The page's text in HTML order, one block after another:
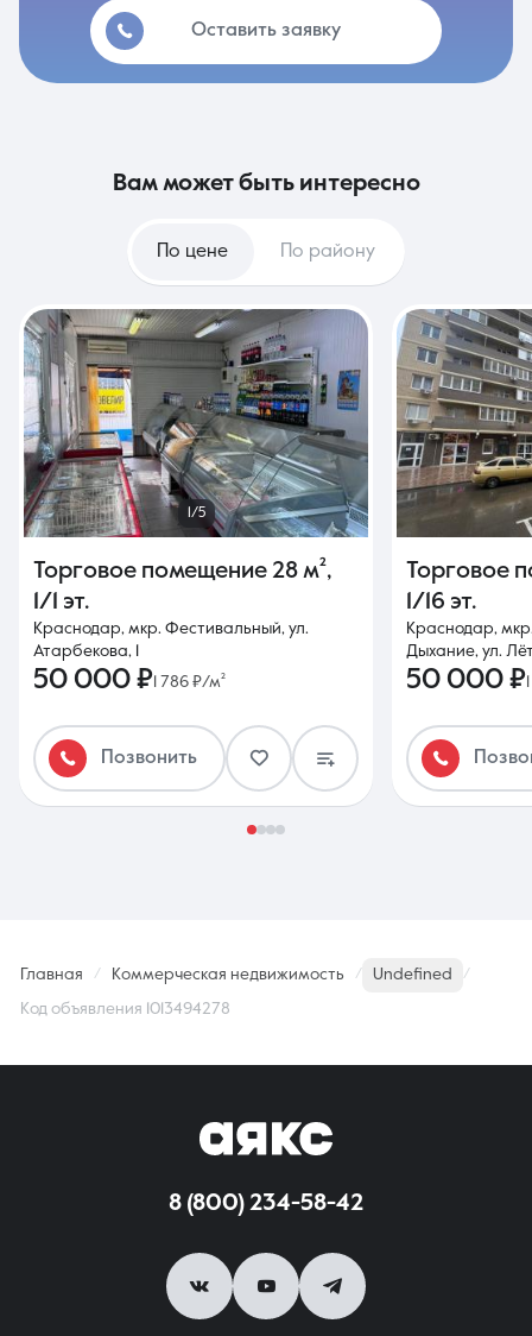
Оставить заявку
вам может быть интересно
По цене По району
1/5
Торговое помещение 28 м²,
1/1 эт.
Краснодар, мкр. Фестивальный, ул.
Атарбекова, 1
50 000 ₽1 786 ₽/м²
Позвонить
Торговое
1/16 эт.
Краснодар,
Дыхание, ул.
50 000 ₽
Главная Коммерческая недвижимость Undefined
Код объявления 1013494278
8 (800) 234-58-42